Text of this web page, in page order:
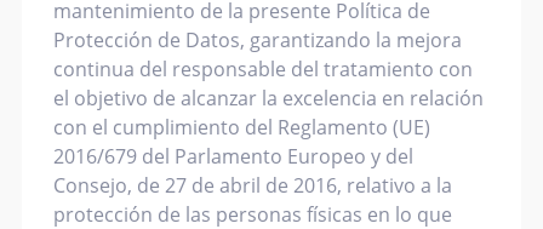
mantenimiento de la presente Política de
Protección de Datos, garantizando la mejora
continua del responsable del tratamiento con
el objetivo de alcanzar la excelencia en relación
con el cumplimiento del Reglamento (UE)
2016/679 del Parlamento Europeo y del
Consejo, de 27 de abril de 2016, relativo a la
protección de las personas físicas en lo que